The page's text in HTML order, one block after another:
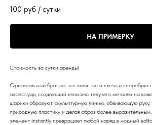
100 руб / сутки
НА ПРИМЕРКУ
Стоимость за сутки аренды!
Оригинальный браслет на запястье и плечо из
аксессуар, создающий иллюзию текучего металла на
шарики образуют скульптурную линию, обвивающую руку,
природную пластику и делая образ более
элемент instantly превращает любой наряд в модный